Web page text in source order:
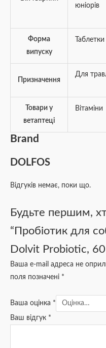
юніорів
Форма
випуску
Таблетки
Призначення
Для
Товари у
ветаптеці
Вітаміни
Brand
DOLFOS
Відгуків немає, поки що.
Будьте першим,
“Пробіотик для
Dolvit Probiotic, 60
Ваша e-mail адреса не
поля позначені *
Ваша оцінка *
Ваш відгук *